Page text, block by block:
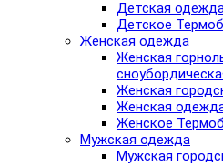
Детская
Детское
Женская одежда
Женская
Женская
Женская
Женское
Мужская одежда
Мужская